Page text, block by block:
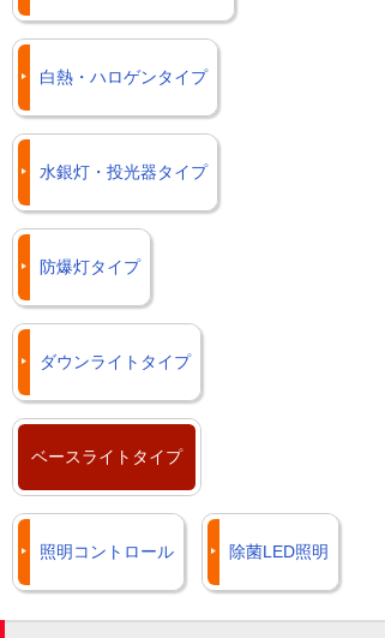
白熱・ハロゲンタイプ
水銀灯・投光器タイプ
防爆灯タイプ
ダウンライトタイプ
ベースライトタイプ
照明コントロール 除菌LED照明